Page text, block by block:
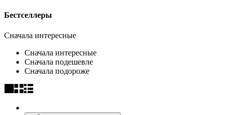
Бестселлеры
Сначала интересные
Сначала интересные
Сначала подешевле
Сначала подороже